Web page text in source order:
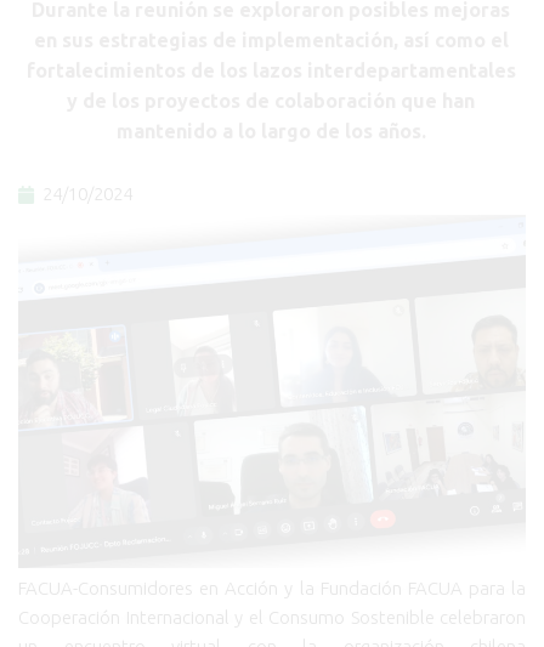
24/10/2024
FACUA-Consumidores en Acción y la Fundación FACUA para la
Cooperación Internacional y el Consumo Sostenible celebraron